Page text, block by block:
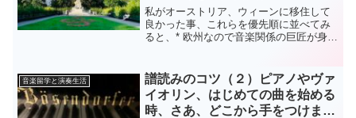
ト
私がオーストリア、ウィーンに移住して
良かった事、これらを優先順に並べてみ
ると、* 欧州なので音楽関係の巨匠が身近
がかからないなど）なのですが、これら
は以前にも書いて...
音楽留学と演奏生活
譜読みのコツ（２）ピアノやヴァ
イオリン、はじめての曲を始める
時、さあ、どこから手をつけます